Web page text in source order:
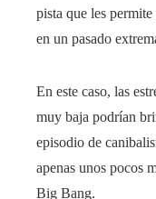
pista que les
en un pasado
En este caso, las
muy baja podrían
episodio de
apenas unos pocos
Big Bang.